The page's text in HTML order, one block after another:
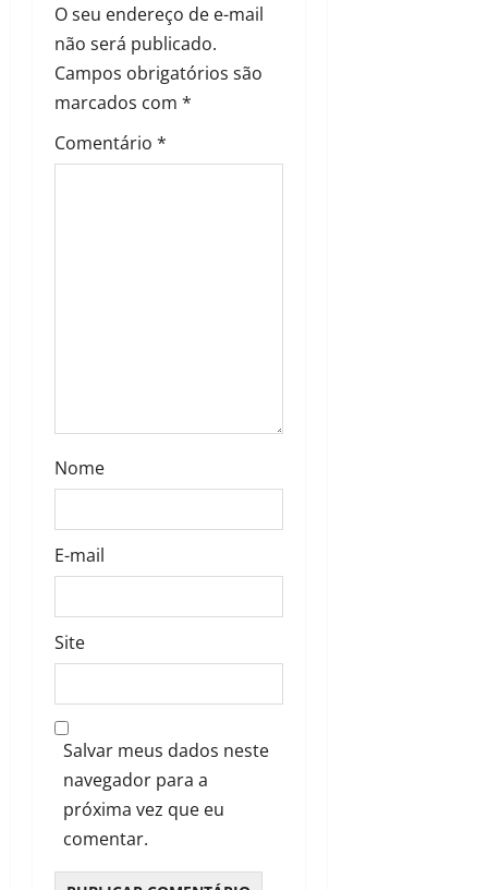
O seu endereço de e-mail
não será publicado.
Campos obrigatórios são
marcados com *
Comentário *
Nome
E-mail
Site
Salvar meus dados neste
navegador para a
próxima vez que eu
comentar.